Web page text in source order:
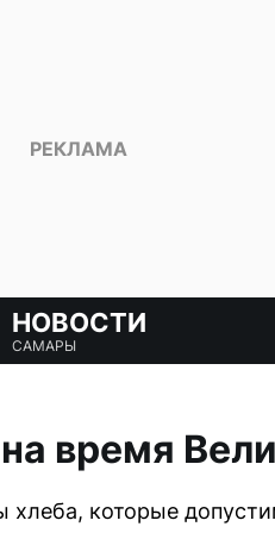
НОВОСТИ
САМАРЫ
время
которые